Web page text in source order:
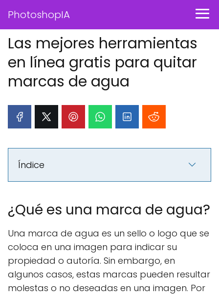
PhotoshopIA
Las mejores herramientas
en línea gratis para quitar
marcas de agua
Índice
¿Qué es una marca de agua?
Una marca de agua es un sello o logo que se
coloca en una imagen para indicar su
propiedad o autoría. Sin embargo, en
algunos casos, estas marcas pueden resultar
molestas o no deseadas en una imagen. Por